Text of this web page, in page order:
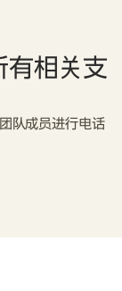
有相关支
队成员进行电话